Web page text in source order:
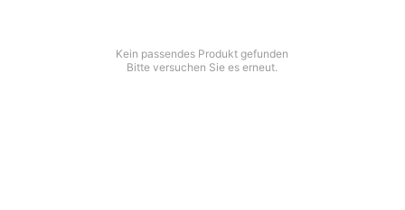
Kein passendes Produkt gefunden
Bitte versuchen Sie es erneut.